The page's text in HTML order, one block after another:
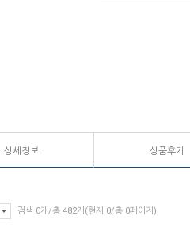
상세정보 상품후기